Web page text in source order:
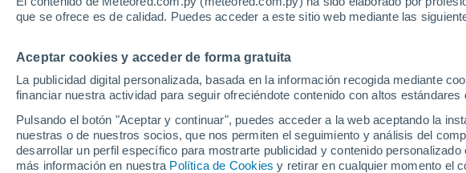
que se ofrece es de calidad. Puedes acceder a este sitio web mediante las
Aceptar cookies y acceder de forma gratuita
La publicidad digital personalizada, basada en la información recogida mediante
financiar nuestra actividad para seguir ofreciéndote contenido con altos estándares
Pulsando el botón "Aceptar y continuar", puedes acceder a la web aceptando la
nuestras o de nuestros socios, que nos permiten el seguimiento y análisis del
desarrollar un perfil específico para mostrarte publicidad y contenido
más información en nuestra Política de Cookies y retirar en cualquier momento el
Actualidad